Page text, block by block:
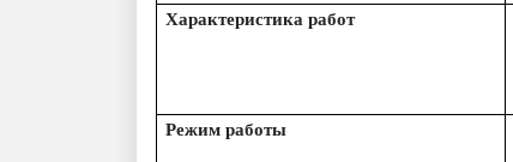
Характеристика работ
Режим работы